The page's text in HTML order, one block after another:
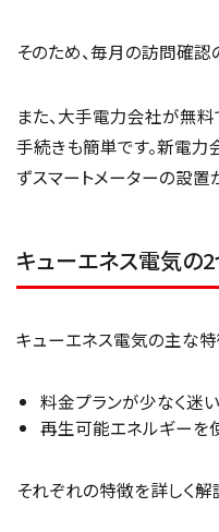
そのため、毎月の訪問確認
また、大手電力会社が無
手続きも簡単です。新電
ずスマートメーターの設置
キューエネス電気の
キューエネス電気の主な特
料金プランが少なく迷
再生可能エネルギーを
それぞれの特徴を詳しく解